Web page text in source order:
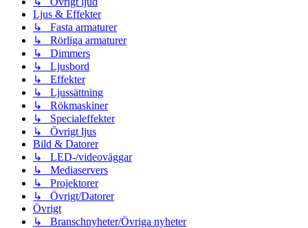
Ljus & Effekter
↳ Fasta armaturer
↳ Rörliga armaturer
↳ Dimmers
↳ Ljusbord
↳ Effekter
↳ Ljussättning
↳ Rökmaskiner
↳ Specialeffekter
↳ Övrigt ljus
Bild & Datorer
↳ LED-/videoväggar
↳ Mediaservers
↳ Projektorer
↳ Övrigt/Datorer
Övrigt
↳ Branschnyheter/Övriga nyheter